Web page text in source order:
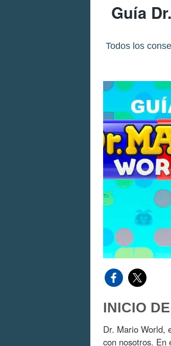
Guía
Todos los
INICIO
Dr. Mario World,
con nosotros. En